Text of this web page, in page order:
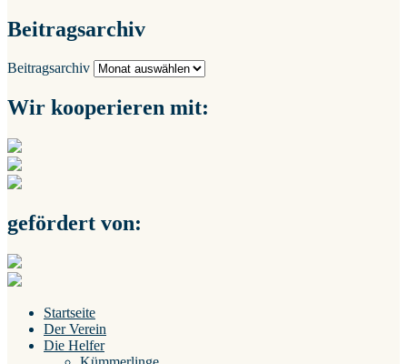
Beitragsarchiv
Beitragsarchiv
Wir kooperieren mit:
gefördert von:
Startseite
Der Verein
Die Helfer